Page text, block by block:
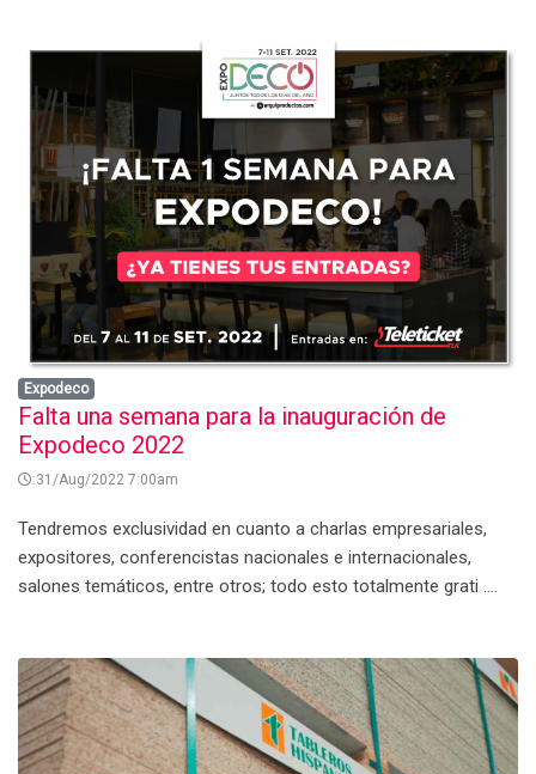
Expodeco
Falta una semana para la inauguración de
Expodeco 2022
:31/Aug/2022 7:00am
Tendremos exclusividad en cuanto a charlas empresariales,
expositores, conferencistas nacionales e internacionales,
salones temáticos, entre otros; todo esto totalmente grati ....